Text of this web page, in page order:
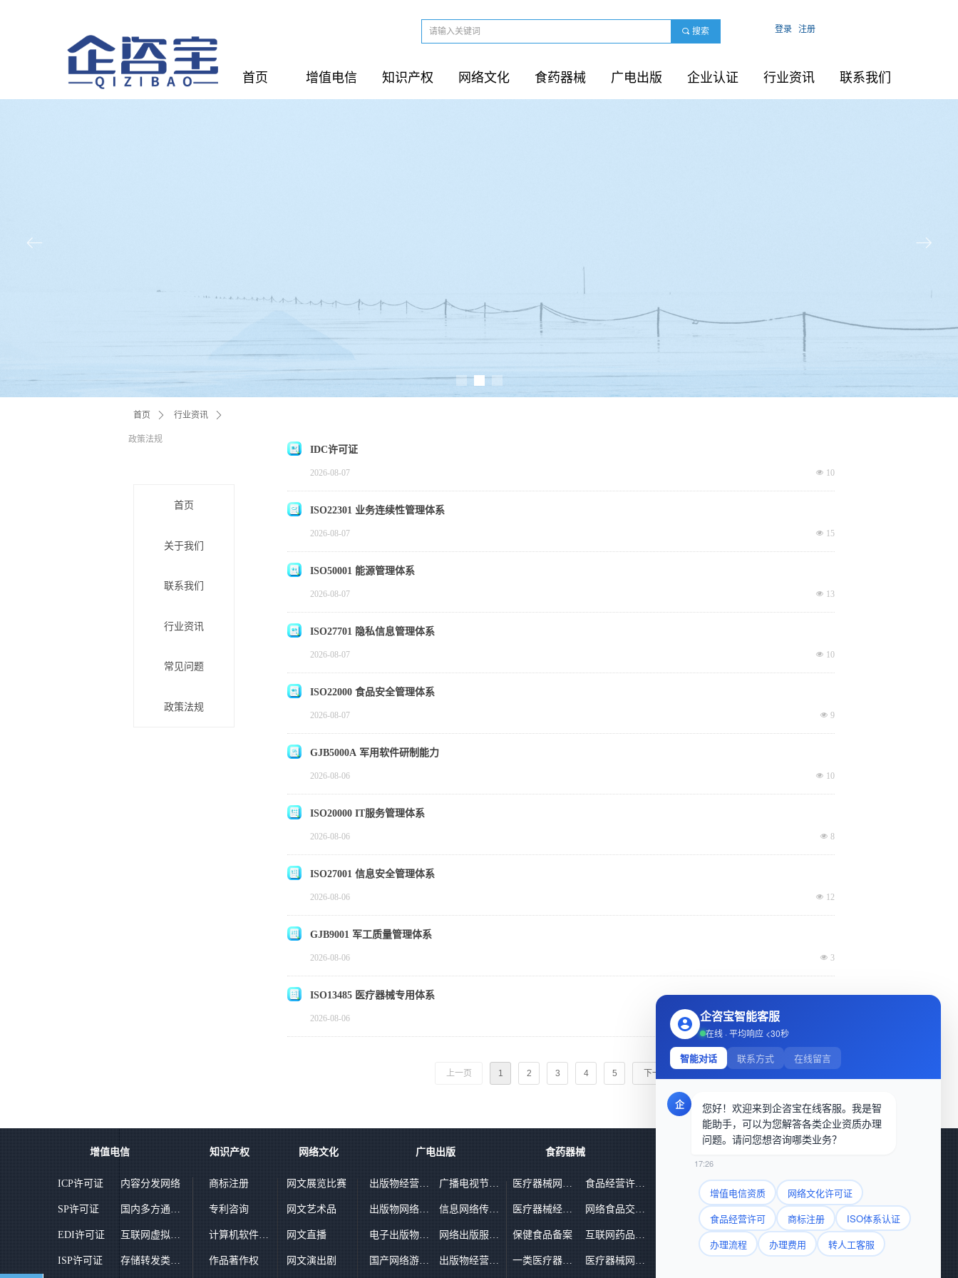
首页 增值电信 知识产权 网络文化 食药器械 广电出版 企业认证 行业资讯 联系我们
끠 搜索 登录 注册
ꂃ ꁹ
首页 ꄲ 行业资讯 ꄲ
政策法规
首页
关于我们
联系我们
行业资讯
常见问题
政策法规
IDC许可证
넶 10
2026-08-07
ISO22301 业务连续性管理体系
넶 15
2026-08-07
ISO50001 能源管理体系
넶 13
2026-08-07
ISO27701 隐私信息管理体系
넶 10
2026-08-07
ISO22000 食品安全管理体系
넶 9
2026-08-07
GJB5000A 军用软件研制能力
넶 10
2026-08-06
ISO20000 IT服务管理体系
넶 8
2026-08-06
ISO27001 信息安全管理体系
넶 12
2026-08-06
GJB9001 军工质量管理体系
넶 3
2026-08-06
ISO13485 医疗器械专用体系
2026-08-06
上一页 1 2 3 4 5 下一页
增值电信 知识产权 网络文化 广电出版 食药器械
联系我们
渠道微信：15910593089
业务微信：1092710462
ISO20000 IT服务管理体系
ISO27001 信息安全管理体系
ISO13485 医疗器械专用体系
ICP许可证
SP许可证
EDI许可证
ISP许可证
内容分发网络
国内多方通信服务业务
互联网虚拟专用网
存储转发类业务
商标注册
专利咨询
计算机软件著作权登记
作品著作权
网文展览比赛
网文艺术品
网文直播
网文演出剧
出版物经营许可证（零售）
出版物网络交易平台备案
电子出版物制作许可证
国产网络游戏出版审批
广播电视节目制作经营许可证
信息网络传播视听节目许可证
网络出版服务许可证
出版物经营许可证（批发）
医疗器械网络销售备案
医疗器械经营许可证
保健食品备案
一类医疗器械备案
食品经营许可证
网络食品交易平台
互联网药品信息服务许可证
医疗器械网络交易第三方平台
企咨宝智能客服
在线 · 平均响应 <30秒
智能对话 联系方式 在线留言
企
您好！欢迎来到企咨宝在线客服。我是智
能助手，可以为您解答各类企业资质办理
问题。请问您想咨询哪类业务？
17:26
增值电信资质
网络文化许可证
食品经营许可
商标注册
ISO体系认证
办理流程
办理费用 转人工客服